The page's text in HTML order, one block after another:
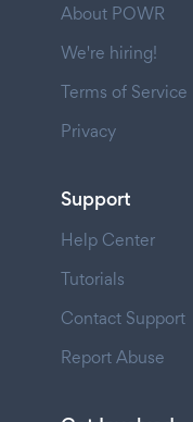
About POWR
We're hiring!
Terms of Service
Privacy
Support
Help Center
Tutorials
Contact Support
Report Abuse